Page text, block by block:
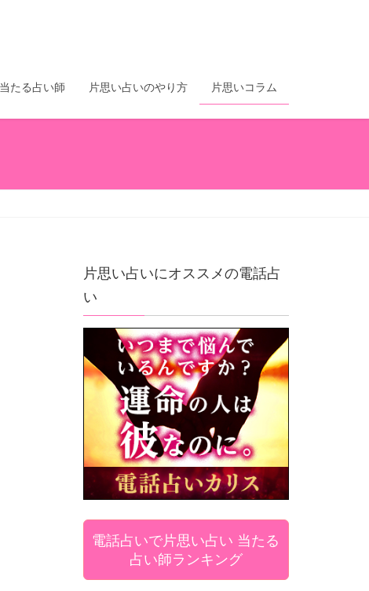
たる占い師 片思い占いのやり方 片思いコラム
片思い占いにオススメの電話占
い
電話占いで片思い占い 当たる
占い師ランキング